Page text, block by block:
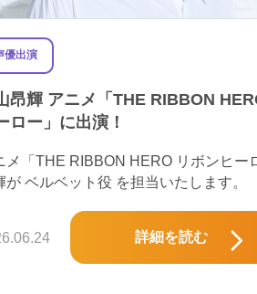
優出演
昂輝 アニメ「THE RIBBON
ロー」に出演！
メ「THE RIBBON HERO リボンヒー
が ベルベット役 を担当いたします。
詳細を読む